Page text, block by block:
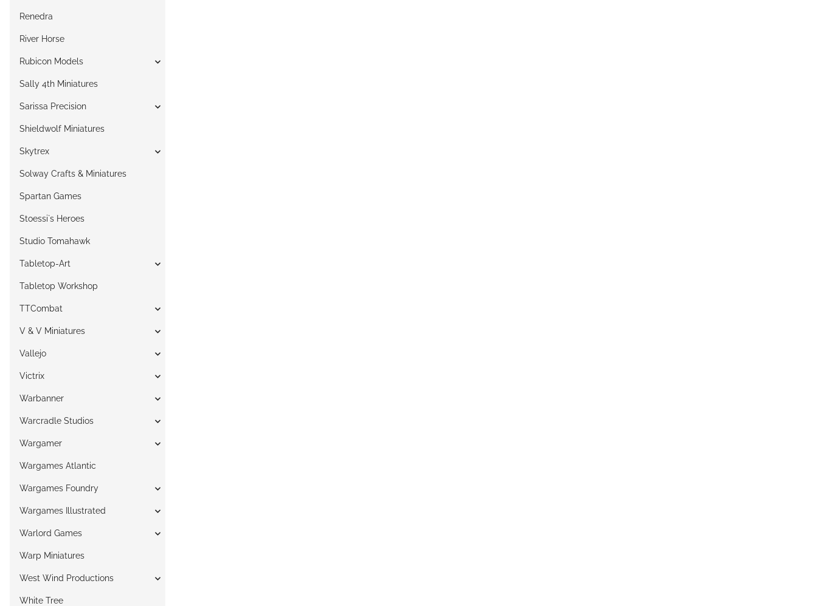
Renedra
River Horse
Rubicon Models
Sally 4th Miniatures
Sarissa Precision
Shieldwolf Miniatures
Skytrex
Solway Crafts & Miniatures
Spartan Games
Stoessi`s Heroes
Studio Tomahawk
Tabletop-Art
Tabletop Workshop
TTCombat
V & V Miniatures
Vallejo
Victrix
Warbanner
Warcradle Studios
Wargamer
Wargames Atlantic
Wargames Foundry
Wargames Illustrated
Warlord Games
Warp Miniatures
West Wind Productions
White Tree